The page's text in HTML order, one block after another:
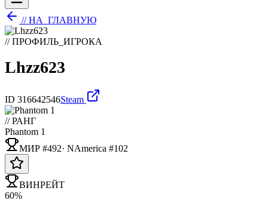
// НА_ГЛАВНУЮ
// ПРОФИЛЬ_ИГРОКА
Lhzz623
ID 316642546Steam
// РАНГ
Phantom 1
МИР #492· NAmerica #102
ВИНРЕЙТ
60%